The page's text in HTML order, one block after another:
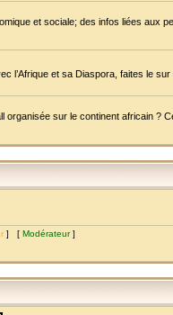
et sociale; des infos liées aux
l’Afrique et sa Diaspora, faites le sur
organisée sur le continent africain ?
] [ Modérateur]